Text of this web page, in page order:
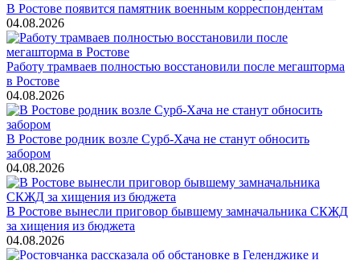
В Ростове появится памятник военным корреспондентам
04.08.2026
Работу трамваев полностью восстановили после мегашторма
в Ростове
04.08.2026
В Ростове родник возле Сурб-Хача не станут обносить
забором
04.08.2026
В Ростове вынесли приговор бывшему замначальника СКЖД
за хищения из бюджета
04.08.2026